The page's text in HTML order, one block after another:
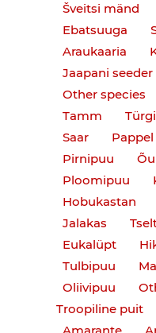
Šveitsi mänd
Ebatsuuga
Araukaaria
Jaapani seeder
Other species
Tamm
Türgi
Saar
Pappel
Pirnipuu
Ploomipuu
Hobukastan
Jalakas
Eukalüpt
Tulbipuu
Oliivipuu
Troopiline puit